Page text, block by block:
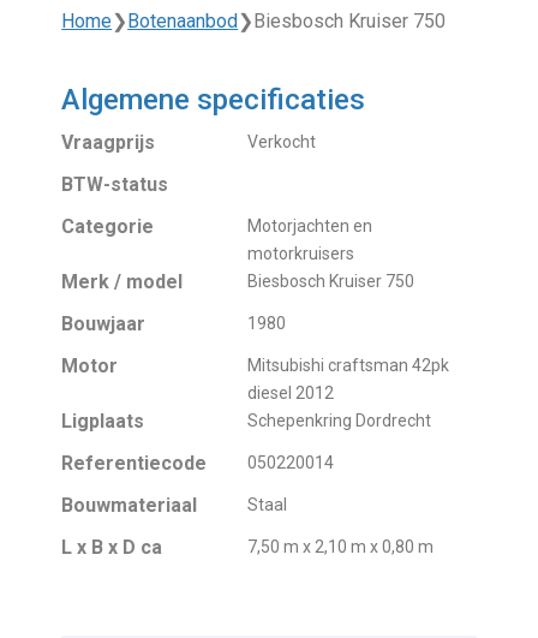
Home❯ Botenaanbod ❯ Biesbosch Kruiser 750
Algemene specificaties
Vraagprijs Verkocht
BTW-status
Categorie
Motorjachten en
motorkruisers
Merk / model Biesbosch Kruiser 750
Bouwjaar 1980
Motor
Mitsubishi craftsman 42pk
diesel 2012
Ligplaats Schepenkring Dordrecht
Referentiecode 050220014
Bouwmateriaal Staal
L x B x D ca 7,50 m x 2,10 m x 0,80 m